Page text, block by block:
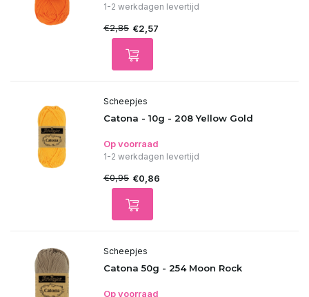
1-2 werkdagen levertijd
€2,85 €2,57
Scheepjes
Catona - 10g - 208 Yellow Gold
Op voorraad
1-2 werkdagen levertijd
€0,95 €0,86
Scheepjes
Catona 50g - 254 Moon Rock
Op voorraad